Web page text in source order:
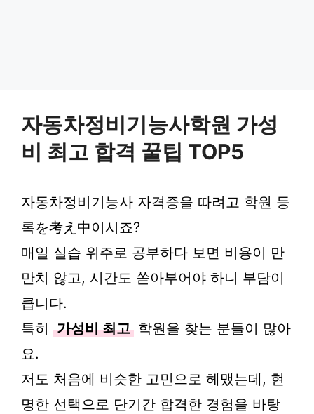
자동차정비기능사학원 가성
비 최고 합격 꿀팁 TOP5
자동차정비기능사 자격증을 따려고 학원 등
록を考え中이시죠?
매일 실습 위주로 공부하다 보면 비용이 만
만치 않고, 시간도 쏟아부어야 하니 부담이
큽니다.
특히 가성비 최고 학원을 찾는 분들이 많아
요.
저도 처음에 비슷한 고민으로 헤맸는데, 현
명한 선택으로 단기간 합격한 경험을 바탕